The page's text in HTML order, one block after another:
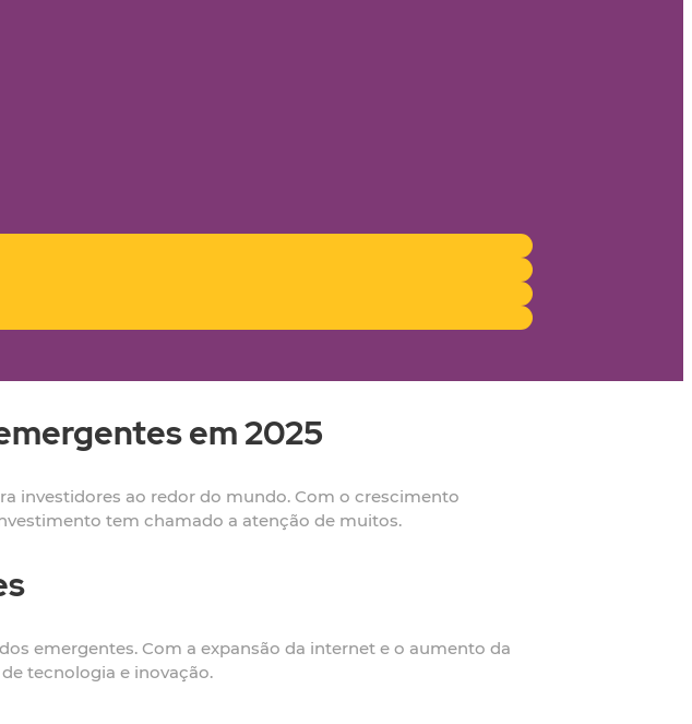
em 2025
investidores ao redor do mundo. Com o crescimento
tem chamado a atenção de muitos.
emergentes. Com a expansão da internet e o aumento da
tecnologia e inovação.